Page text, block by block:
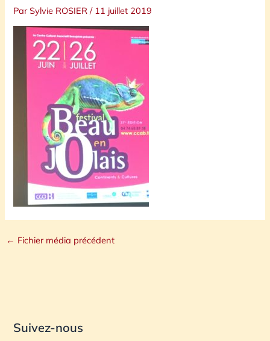
ParSylvie ROSIER/ 11 juillet 2019
← Fichier média précédent
Suivez-nous